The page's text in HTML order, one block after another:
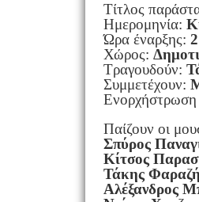
Τίτλος
Ημερομηνία:
Ώρα έναρξης:
Χώρος:
Τραγουδούν:
Συμμετέχουν:
Ενορχήστρωση
Παίζουν οι
Σπύρος
Κίτσος
Τάκης
Αλέξανδρος